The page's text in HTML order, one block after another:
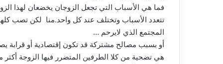
فما هي الأسباب التي تجعل الزوجان يخضعان لهذا
تتعدد الأسباب وتختلف عند كل واحد.منا لكن تصب
المجتمع الذي لايرحم …
أو بسبب مصالح مشتركة قد تكون إقتصادية أو
هي تضحية من كلا الطرفين المتضرر فيها الزوجة